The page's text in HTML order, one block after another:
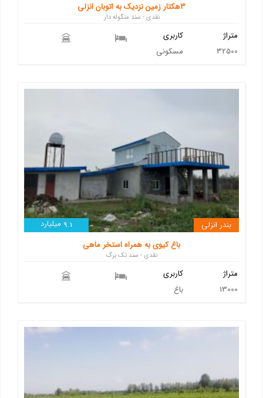
3هکتار زمین نزدیک به اتوبان انزلی
نقدی - سند منگوله دار
کاربری
مسکونی
متراژ
32500
9.1 میلیارد
بندر انزلی
باغ کیوی به همراه استخر ماهی
نقدی - سند تک برگ
کاربری
باغ
متراژ
13000